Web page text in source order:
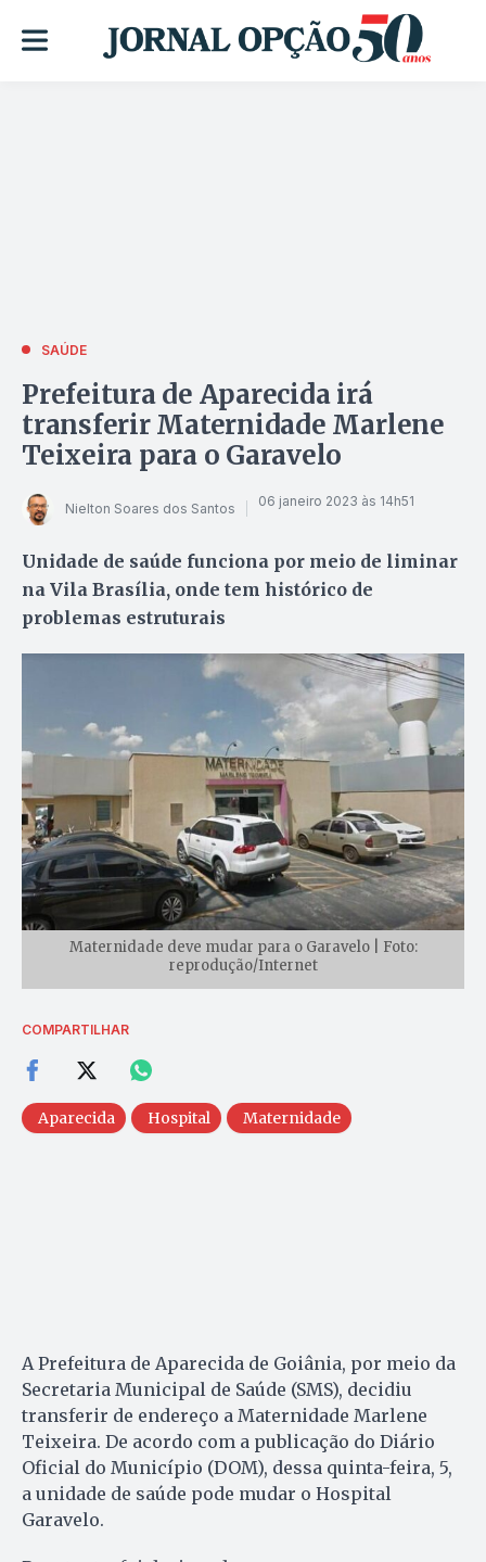
SAÚDE
Prefeitura de Aparecida irá
transferir Maternidade Marlene
Teixeira para o Garavelo
Nielton Soares dos Santos 06 janeiro 2023 às 14h51
Unidade de saúde funciona por meio de liminar
na Vila Brasília, onde tem histórico de
problemas estruturais
Maternidade deve mudar para o Garavelo | Foto:
reprodução/Internet
COMPARTILHAR
Aparecida Hospital Maternidade
A Prefeitura de Aparecida de Goiânia, por meio da
Secretaria Municipal de Saúde (SMS), decidiu
transferir de endereço a Maternidade Marlene
Teixeira. De acordo com a publicação do Diário
Oficial do Município (DOM), dessa quinta-feira, 5,
a unidade de saúde pode mudar o Hospital
Garavelo.